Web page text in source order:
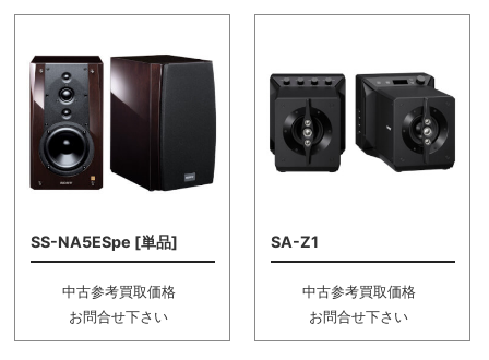
SS-NA5ESpe [単品]
中古参考買取価格
お問合せ下さい
SA-Z1
中古参考買取価格
お問合せ下さい